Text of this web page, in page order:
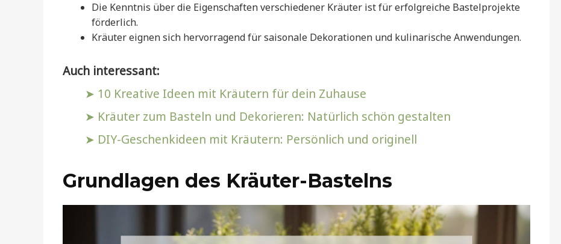
Die Kenntnis über die Eigenschaften verschiedener Kräuter ist für erfolgreiche Bastelprojekte
förderlich.
Kräuter eignen sich hervorragend für saisonale Dekorationen und kulinarische Anwendungen.
Auch interessant:
10 Kreative Ideen mit Kräutern für dein Zuhause
Kräuter zum Basteln und Dekorieren: Natürlich schön gestalten
DIY-Geschenkideen mit Kräutern: Persönlich und originell
Grundlagen des Kräuter-Bastelns